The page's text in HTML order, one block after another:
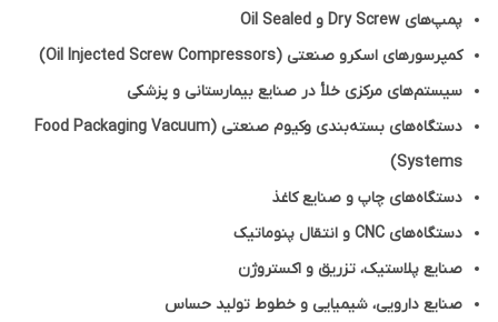
پمپ‌های Dry Screw و Oil Sealed
کمپرسورهای اسکرو صنعتی (Oil Injected Screw Compressors)
سیستم‌های مرکزی خلأ در صنایع بیمارستانی و پزشکی
دستگاه‌های بسته‌بندی وکیوم صنعتی (Food Packaging Vacuum
Systems)
دستگاه‌های چاپ و صنایع کاغذ
دستگاه‌های CNC و انتقال پنوماتیک
صنایع پلاستیک، تزریق و اکستروژن
صنایع دارویی، شیمیایی و خطوط تولید حساس